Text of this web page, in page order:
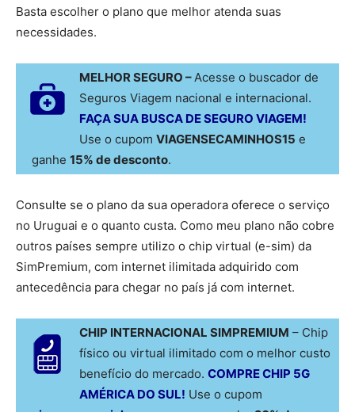
Basta escolher o plano que melhor atenda suas
necessidades.
MELHOR SEGURO –Acesse o buscador de
Seguros Viagem nacional e internacional.
FAÇA SUA BUSCA DE SEGURO VIAGEM!
Use o cupom VIAGENSECAMINHOS15 e
ganhe 15% de desconto.
Consulte se o plano da sua operadora oferece o serviço
no Uruguai e o quanto custa. Como meu plano não cobre
outros países sempre utilizo o chip virtual (e-sim) da
SimPremium, com internet ilimitada adquirido com
antecedência para chegar no país já com internet.
CHIP INTERNACIONAL SIMPREMIUM – Chip
físico ou virtual ilimitado com o melhor custo
benefício do mercado. COMPRE CHIP 5G
AMÉRICA DO SUL! Use o cupom